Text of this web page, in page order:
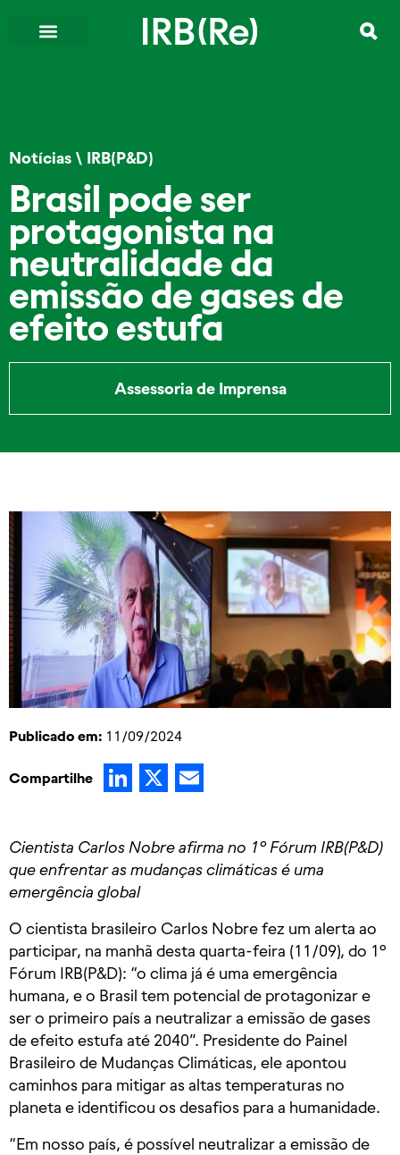
Notícias \ IRB(P&D)
Brasil pode ser
protagonista na
neutralidade da
emissão de gases de
efeito estufa
Assessoria de Imprensa
Publicado em: 11/09/2024
Compartilhe LinkedIn
X
Cientista Carlos Nobre afirma no 1º Fórum IRB(P&D)
que enfrentar as mudanças climáticas é uma
emergência global
O cientista brasileiro Carlos Nobre fez um alerta ao
participar, na manhã desta quarta-feira (11/09), do 1º
Fórum IRB(P&D): “o clima já é uma emergência
humana, e o Brasil tem potencial de protagonizar e
ser o primeiro país a neutralizar a emissão de gases
de efeito estufa até 2040”. Presidente do Painel
Brasileiro de Mudanças Climáticas, ele apontou
caminhos para mitigar as altas temperaturas no
planeta e identificou os desafios para a humanidade.
“Em nosso país, é possível neutralizar a emissão de